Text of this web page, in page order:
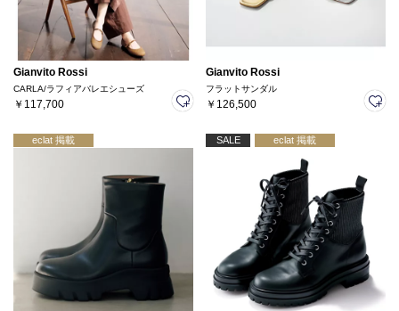
Gianvito Rossi
CARLA/ラフィアバレエシューズ
￥117,700
Gianvito Rossi
フラットサンダル
￥126,500
eclat 掲載 SALE eclat 掲載